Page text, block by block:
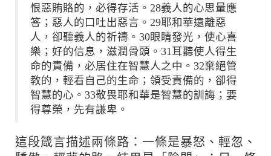
恨惡賄賂的，必得存活。28義人的心思量應
答；惡人的口吐出惡言。29耶和華遠離惡
人，卻聽義人的祈禱。30眼睛發光，使心喜
樂；好的信息，滋潤骨頭。31耳聽使人得生
命的責備，必居住在智慧人之中。32棄絕管
教的，輕看自己的生命；領受責備的，卻得
智慧的心。33敬畏耶和華是智慧的訓誨；要
得尊榮，先有謙卑。
這段箴言描述兩條路：一條是暴怒、輕忽、